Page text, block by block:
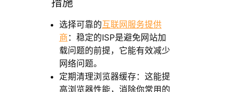
措施
选择可靠的互联网服务提供
商 ：稳定的ISP是避免网站加
载问题的前提，它能有效减少
网络问题。
定期清理浏览器缓存：这能提
高浏览器性能，消除你常用的